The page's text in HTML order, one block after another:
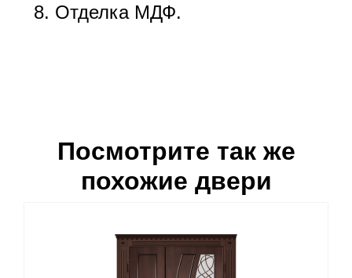
Отделка МДФ.
Посмотрите так же
похожие двери